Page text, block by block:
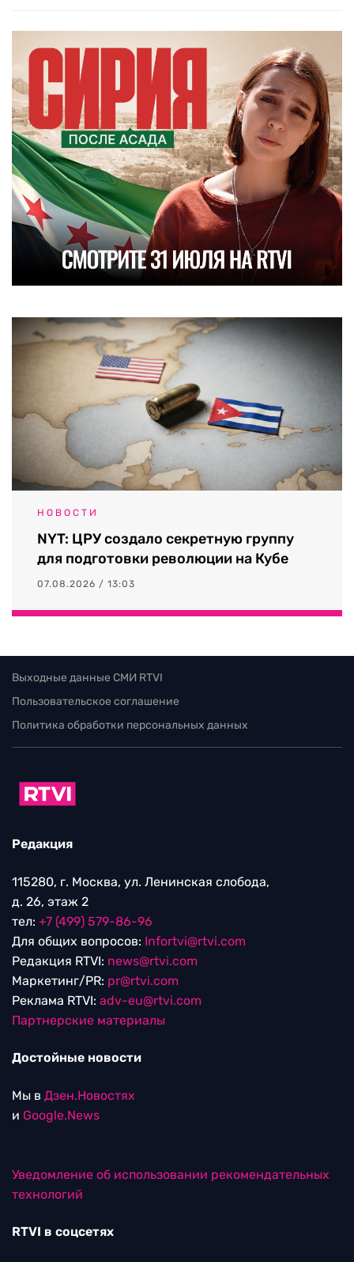
НОВОСТИ
NYT: ЦРУ создало секретную группу
для подготовки революции на Кубе
07.08.2026 / 13:03
Выходные данные СМИ RTVI
Пользовательское соглашение
Политика обработки персональных данных
Редакция
115280, г. Москва, ул. Ленинская слобода,
д. 26, этаж 2
тел: +7 (499) 579-86-96
Для общих вопросов: Infortvi@rtvi.com
Редакция RTVI: news@rtvi.com
Маркетинг/PR: pr@rtvi.com
Реклама RTVI: adv-eu@rtvi.com
Партнерские материалы
Достойные новости
Мы в Дзен.Новостях
и Google.News
Уведомление об использовании рекомендательных
технологий
RTVI в соцсетях